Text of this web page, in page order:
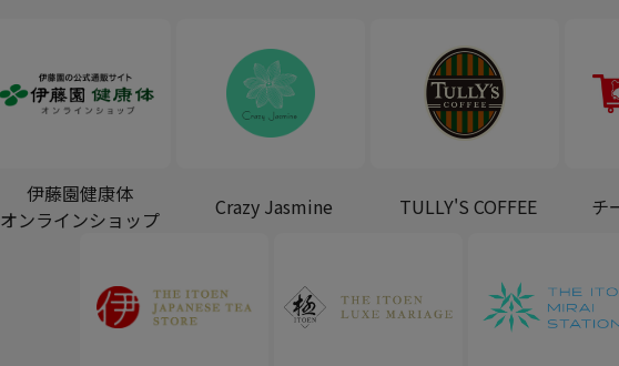
伊藤園健康体
オンラインショップ
Crazy Jasmine TULLY'S COFFEE チ